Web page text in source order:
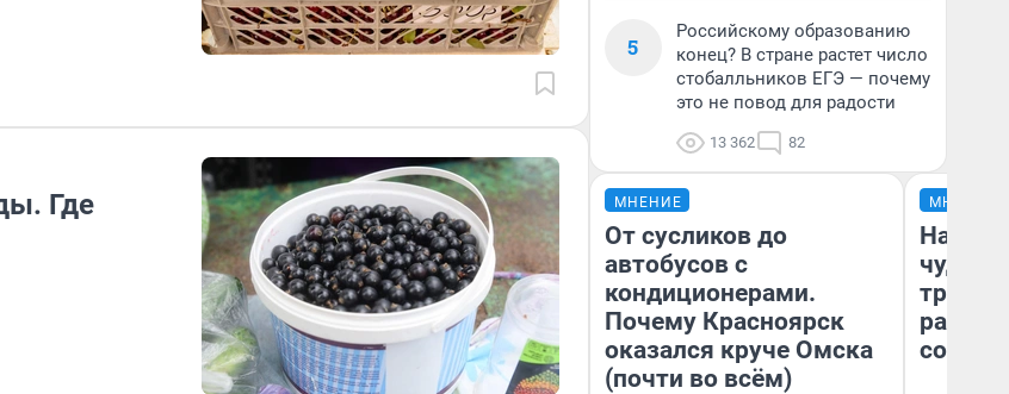
Где
5
Российскому образованию
конец? В стране растет число
стобалльников ЕГЭ — почему
это не повод для радости
13 362 82
МНЕНИЕ
От сусликов до
автобусов с
кондиционерами.
Почему Красноярск
оказался круче Омска
(почти во всём)
МНЕНИЕ
чудом